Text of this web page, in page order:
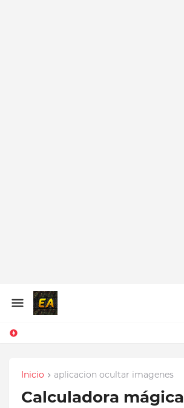
Inicio aplicacion ocultar imagenes
Calculadora mágica